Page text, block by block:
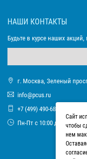
НАШИ КОНТАКТЫ
Будьте в курсе наших
г. Москва, Зеленый
info@pcus.ru
+7 (499) 490-68-93
Пн-Пт с 10:00 до 17:00
Сайт
чтобы
нем